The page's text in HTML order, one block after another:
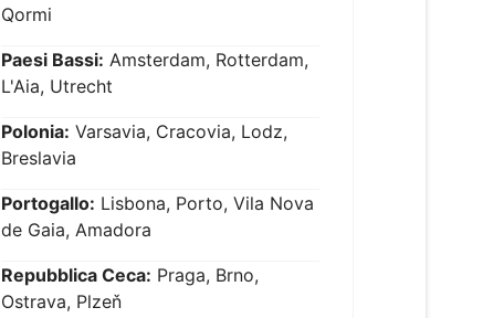
Qormi
Paesi Bassi: Amsterdam, Rotterdam,
L'Aia, Utrecht
Polonia: Varsavia, Cracovia, Lodz,
Breslavia
Portogallo: Lisbona, Porto, Vila Nova
de Gaia, Amadora
Repubblica Ceca: Praga, Brno,
Ostrava, Plzeň